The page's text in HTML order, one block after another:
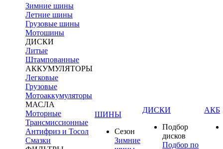
Зимние шины
Летние шины
Грузовые шины
Мотошины
ДИСКИ
Литые
Штампованные
АККУМУЛЯТОРЫ
Легковые
Грузовые
Мотоаккумуляторы
МАСЛА
Моторные
Трансмиссионные
Антифриз и Тосол
Смазки
ШИНЫ
Сезон
Зимние
ДИСКИ
Подбор
дисков
Подбор по
АКБ